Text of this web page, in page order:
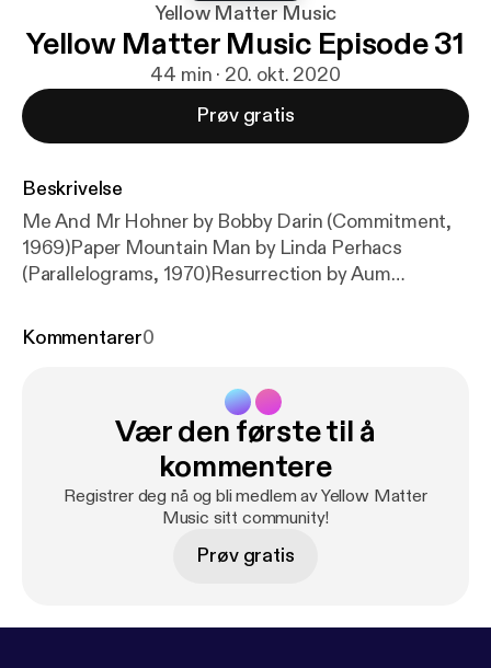
Yellow Matter Music
Yellow Matter Music Episode 31
44 min · 20. okt. 2020
Prøv gratis
Beskrivelse
Me And Mr Hohner by Bobby Darin (Commitment,
1969)Paper Mountain Man by Linda Perhacs
(Parallelograms, 1970)Resurrection by Aum
Band (Satori, 1971)Lake Shore Drive by Aliotta
Clean, 1968)Seashore by Ora (Ora, 1969)True Love
by Mark McGuire (Beyond Belief, 2015)Girl of My
Dreams by Bram Tchaikovsky (Strange Man,
Changed Man, 1979)Los Angelenos by Billy Joel
(Streetlife Serenade, 1974)Afrock by Canamii
Kommentarer0
Vær den første til å
kommentere
Registrer deg nå og bli medlem av Yellow Matter
Music sitt community!
Prøv gratis